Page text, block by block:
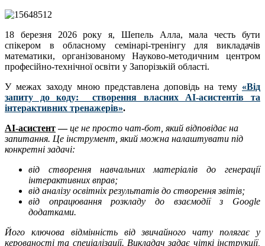
18 березня 2026 року я, Шепель Алла, мала честь бути
спікером в обласному семінарі-тренінгу для викладачів
математики, організованому Науково-методичним центром
професійно-технічної освіти у Запорізькій області.
У межах заходу мною представлена доповідь на тему «Від
запиту до коду: створення власних AI-асистентів та
інтерактивних тренажерів».
AI-асистент— це не просто чат-бот, який відповідає на
запитання. Це інструмент, який можна налаштувати під
конкретні задачі:
від створення навчальних матеріалів до генерації
інтерактивних вправ;
від аналізу освітніх результатів до створення звітів;
від опрацювання розкладу до взаємодії з Google
додатками.
Його ключова відмінність від звичайного чату полягає у
керованості та спеціалізації. Викладач задає чіткі інструкції,